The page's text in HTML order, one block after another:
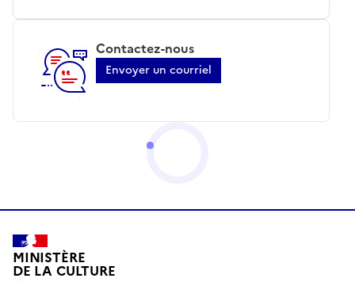
Contactez-nous
Envoyer un courriel
MINISTÈRE
DE LA CULTURE